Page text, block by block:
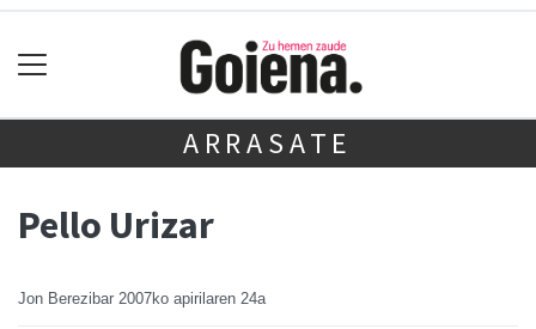
ARRASATE
Pello Urizar
Jon Berezibar 2007ko apirilaren 24a